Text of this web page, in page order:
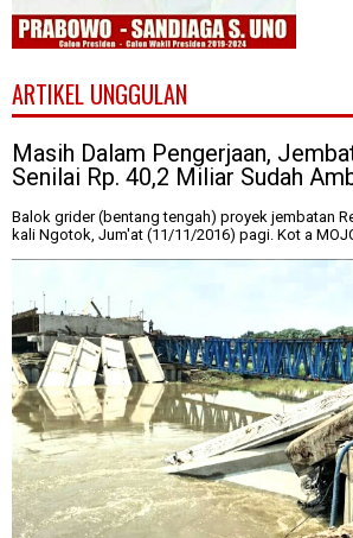
ARTIKEL UNGGULAN
Masih Dalam Pengerjaan,
Senilai Rp. 40,2 Miliar Sudah
Balok grider (bentang tengah) proyek jembatan
kali Ngotok, Jum'at (11/11/2016) pagi. Kot a